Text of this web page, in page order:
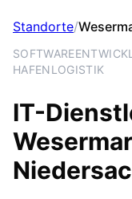
Standorte/
HAFENLOGISTIK
IT-